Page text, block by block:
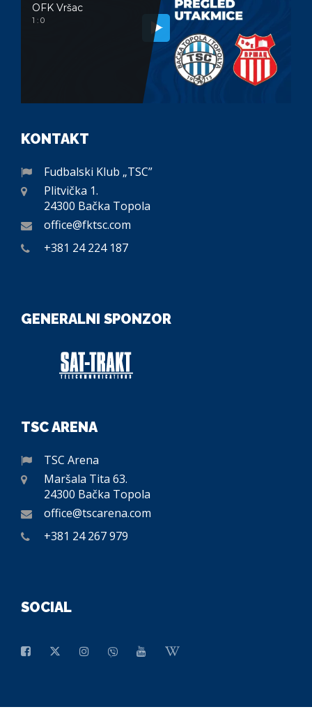
OFK Vršac
1 : 0
KONTAKT
Fudbalski Klub „TSC”
Plitvička 1.
24300 Bačka Topola
office@fktsc.com
+381 24 224 187
GENERALNI SPONZOR
TSC ARENA
TSC Arena
Maršala Tita 63.
24300 Bačka Topola
office@tscarena.com
+381 24 267 979
SOCIAL